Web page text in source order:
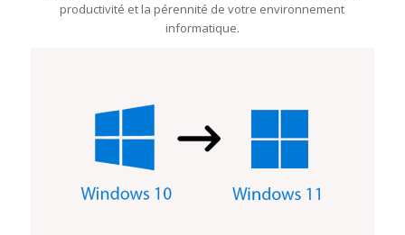
productivité et la pérennité de votre environnement
informatique.